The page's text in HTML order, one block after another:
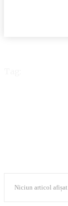
Niciun articol afișat